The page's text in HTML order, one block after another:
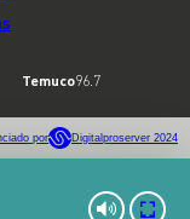
Temuco96.7
por Digitalproserver 2024